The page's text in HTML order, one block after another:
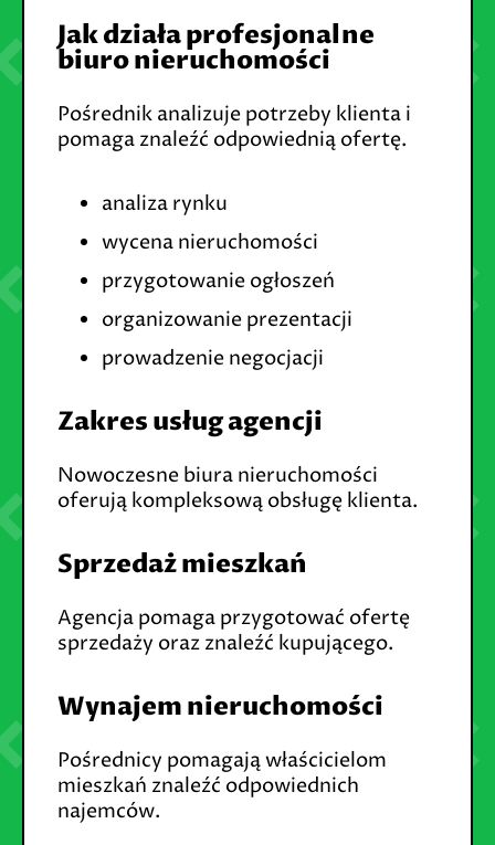
Jak działa profesjonalne
biuro nieruchomości
Pośrednik analizuje potrzeby klienta i
pomaga znaleźć odpowiednią ofertę.
analiza rynku
wycena nieruchomości
przygotowanie ogłoszeń
organizowanie prezentacji
prowadzenie negocjacji
Zakres usług agencji
Nowoczesne biura nieruchomości
oferują kompleksową obsługę klienta.
Sprzedaż mieszkań
Agencja pomaga przygotować ofertę
sprzedaży oraz znaleźć kupującego.
Wynajem nieruchomości
Pośrednicy pomagają właścicielom
mieszkań znaleźć odpowiednich
najemców.